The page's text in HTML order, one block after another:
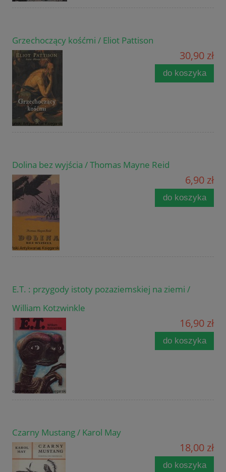
Grzechoczący kośćmi / Eliot Pattison
30,90 zł
do koszyka
Dolina bez wyjścia / Thomas Mayne Reid
6,90 zł
do koszyka
E.T. : przygody istoty pozaziemskiej na ziemi /
William Kotzwinkle
16,90 zł
do koszyka
Czarny Mustang / Karol May
18,00 zł
do koszyka